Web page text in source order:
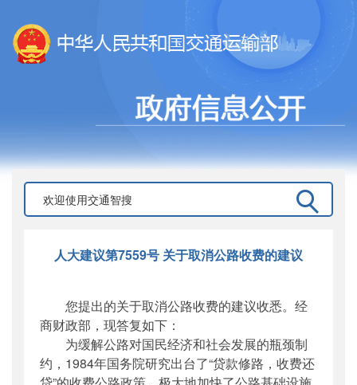
人大建议第7559号 关于取消公路收费的建议
您提出的关于取消公路收费的建议收悉。经
商财政部，现答复如下：
为缓解公路对国民经济和社会发展的瓶颈制
约，1984年国务院研究出台了“贷款修路，收费还